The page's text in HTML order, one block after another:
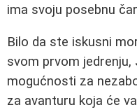
ima svoju posebnu
Bilo da ste iskusni
svom prvom
mogućnosti za
za avanturu koja će